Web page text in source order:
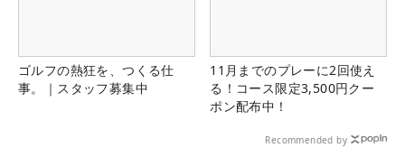
ゴルフの熱狂を、つくる仕
事。｜スタッフ募集中
11月までのプレーに2回使え
る！コース限定3,500円クー
ポン配布中！
Recommended by